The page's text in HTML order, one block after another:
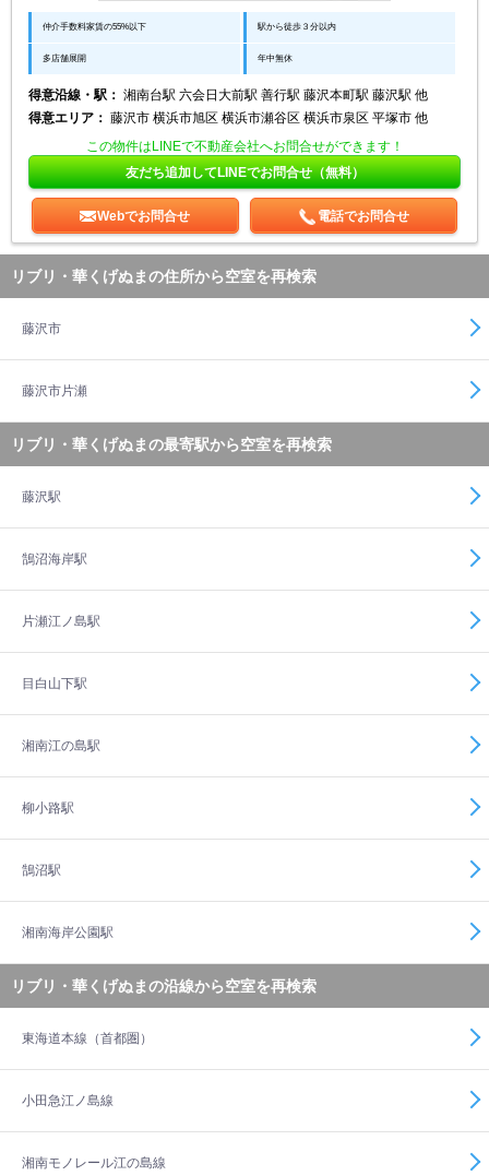
仲介手数料家賃の55%以下 駅から徒歩３分以内
多店舗展開 年中無休
得意沿線・駅： 湘南台駅 六会日大前駅 善行駅 藤沢本町駅 藤沢駅 他
得意エリア： 藤沢市 横浜市旭区 横浜市瀬谷区 横浜市泉区 平塚市 他
この物件はLINEで不動産会社へお問合せができます！
友だち追加してLINEでお問合せ（無料）
Webでお問合せ 電話でお問合せ
リブリ・華くげぬまの住所から空室を再検索
藤沢市
藤沢市片瀬
リブリ・華くげぬまの最寄駅から空室を再検索
藤沢駅
鵠沼海岸駅
片瀬江ノ島駅
目白山下駅
湘南江の島駅
柳小路駅
鵠沼駅
湘南海岸公園駅
リブリ・華くげぬまの沿線から空室を再検索
東海道本線（首都圏）
小田急江ノ島線
湘南モノレール江の島線